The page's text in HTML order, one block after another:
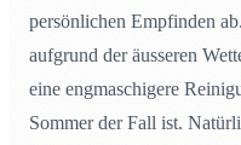
persönlichen Empfinden
aufgrund der äusseren
eine engmaschigere
Sommer der Fall ist.